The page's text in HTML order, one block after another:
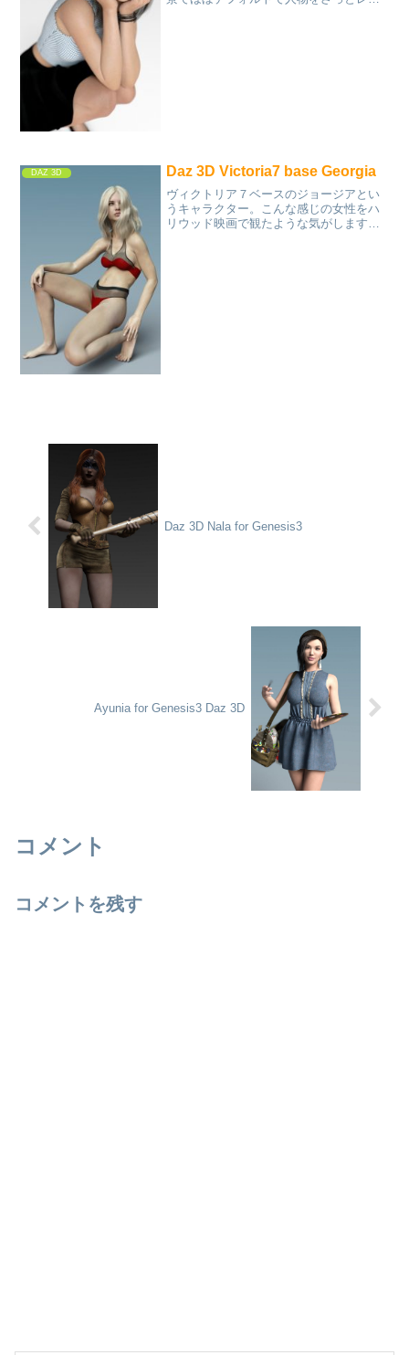
DAZ 3D Daz 3D Victoria7 base Georgia
ヴィクトリア７ベースのジョージアとい
うキャラクター。こんな感じの女性をハ
リウッド映画で観たような気がします。
Daz 3D Nala for Genesis3
Ayunia for Genesis3 Daz 3D
コメント
コメントを残す